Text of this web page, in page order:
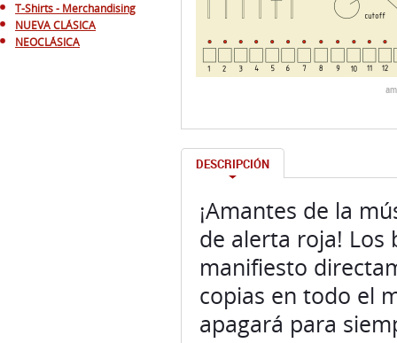
T-Shirts - Merchandising
NUEVA CLÁSICA
NEOCLÁSICA
DESCRIPCIÓN
¡Amantes de la
de alerta roja! Los
manifiesto
copias en todo el
apagará para